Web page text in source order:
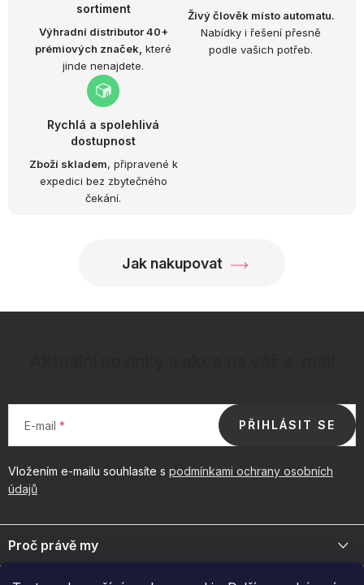
sortiment
Výhradní distributor 40+
prémiových značek, které
jinde nenajdete.
Živý člověk místo automatu.
Nabídky i řešení přesně
podle vašich potřeb.
Rychlá a spolehlivá
dostupnost
Zboží skladem, připravené k
expedici bez zbytečného
čekání.
Jak nakupovat
E-mail
Vložením e-mailu souhlasíte s podmínkami ochrany osobních
údajů
PŘIHLÁSIT SE
á
pProč právě my